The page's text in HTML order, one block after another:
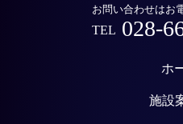
お問い合わせはお
TEL 028-
ホ
施設